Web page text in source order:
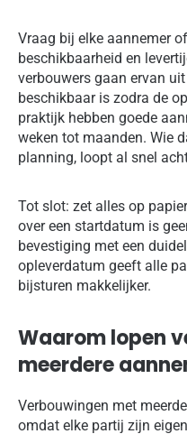
Vraag bij elke aannemer
beschikbaarheid en
verbouwers gaan ervan
beschikbaar is zodra de
praktijk hebben goede
weken tot maanden. Wie
planning, loopt al snel
Tot slot: zet alles op
over een startdatum is
bevestiging met een
opleverdatum geeft alle
bijsturen makkelijker.
Waarom lopen
meerdere
Verbouwingen met
omdat elke partij zijn